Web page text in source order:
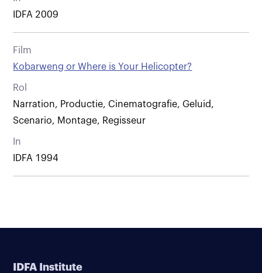
IDFA 2009
Film
Kobarweng or Where is Your Helicopter?
Rol
Narration, Productie, Cinematografie, Geluid,
Scenario, Montage, Regisseur
In
IDFA 1994
IDFA Institute